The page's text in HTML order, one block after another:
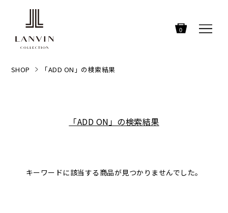
0
SHOP 「ADD ON」の検索結果
「ADD ON」の検索結果
キーワードに該当する商品が見つかりませんでした。